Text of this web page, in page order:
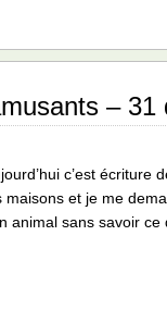
– 31
c’est
maisons et je me
animal sans savoir ce